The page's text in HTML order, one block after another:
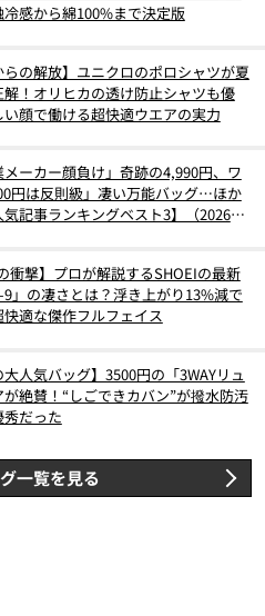
感から綿100%まで決定版
らの解放】ユニクロのポロシャツが夏
解！オリヒカの透け防止シャツも優
顔で働ける超快適ウエアの実力
ーカー顔負け」奇跡の4,990円、ワ
円は反則級」凄い万能バッグ…ほか
気記事ランキングベスト3】（2026年
衝撃】プロが解説するSHOEIの最新
」の凄さとは？浮き上がり13%減で
適な傑作フルフェイス
大人気バッグ】3500円の「3WAYリュ
絶賛！“しごできカバン”が撥水防汚
だった
一覧を見る